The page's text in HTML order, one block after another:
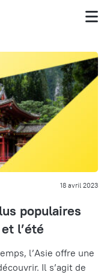
18 avril 2023
populaires
l’été
l’Asie offre une
Il s’agit de